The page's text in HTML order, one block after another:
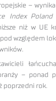
–
Index Poland
niż w UE
względem
– ponad
poprzedni rok.